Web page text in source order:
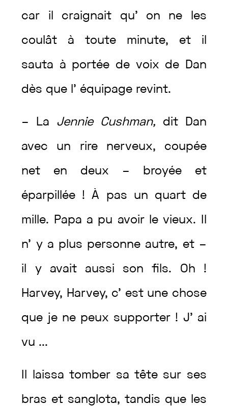
car il craignait qu’ on ne les
coulât àtoute minute, et il
sauta à portée de voix de Dan
dès que l’ équipage revint.
– La Jennie Cushman, dit Dan
avec un rire nerveux, coupée
net en deux – broyée et
éparpillée !À pas un quart de
mille. Papa a pu avoir levieux.
n’ y a plus personne autre, et –
il y avait aussi sonfils. Oh !
Harvey, Harvey, c’ est une chose
que je ne peux supporter ! J’ ai
vu ...
laissatomber sa tête sur ses
bras et sanglota, tandis que les